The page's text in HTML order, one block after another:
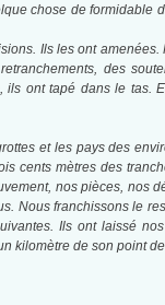
chose de
Ils les ont
des
ont tapé dans le
et les pays des
cents mètres des
nos pièces,
Nous franchissons le
Ils ont laissé
kilomètre de son point